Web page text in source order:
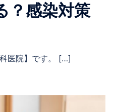
？感染対策
医院】​​です。 […]